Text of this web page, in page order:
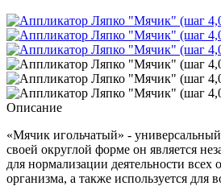
Описание
«Мячик игольчатый» -
своей округлой форме он является
для нормализации деятельности всех
организма, а также используется для